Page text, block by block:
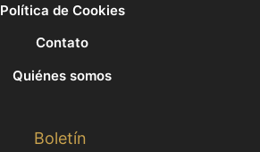
Política de Cookies
Contato
Quiénes somos
Boletín